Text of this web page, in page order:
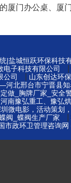
厦门办公桌、厦
|盐城恒跃环保科技
电子科技有限公司
公司 山东创达环
河北邢台市宁晋县
做_胸牌厂家_安全
河南豫弘重工、豫弘
微电影，活动策划
阀_蝶阀生产厂家
市政环卫管理咨询